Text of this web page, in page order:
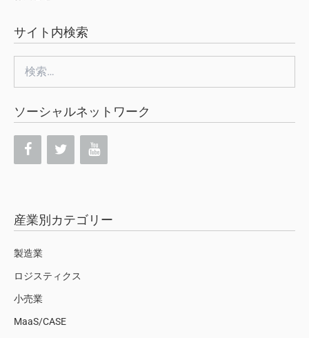
サイト内検索
索:
ソーシャルネットワーク
産業別カテゴリー
製造業
ロジスティクス
小売業
MaaS/CASE